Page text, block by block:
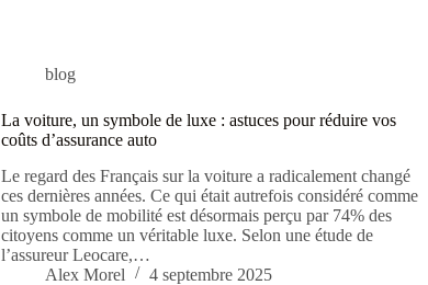
blog
La voiture, un symbole de luxe : astuces pour réduire vos
coûts d’assurance auto
Le regard des Français sur la voiture a radicalement changé
ces dernières années. Ce qui était autrefois considéré comme
un symbole de mobilité est désormais perçu par 74% des
citoyens comme un véritable luxe. Selon une étude de
l’assureur Leocare,…
Alex Morel
4 septembre 2025